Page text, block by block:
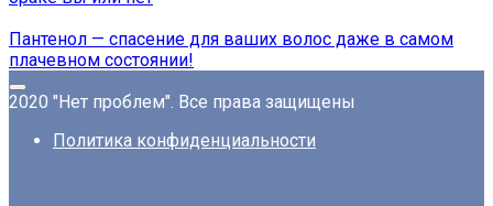
Пантенол — спасение для ваших волос даже в самом
плачевном состоянии!
2020 "Нет проблем". Все права защищены
Политика конфиденциальности